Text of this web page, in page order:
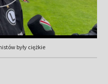
były ciężkie